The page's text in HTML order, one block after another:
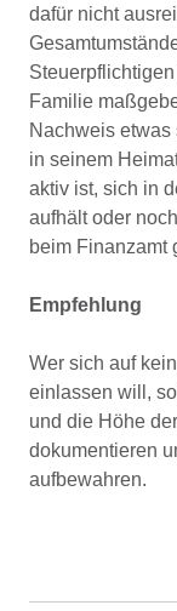
dafür nicht
Familie
Nachweis etwas
in seinem
aktiv ist, sich in
aufhält oder
beim Finanzamt
Empfehlung
Wer sich auf
einlassen will,
und die Höhe
dokumentieren
aufbewahren.